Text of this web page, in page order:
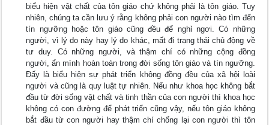
biểu hiện vật chất của tôn giáo chứ không phải là tôn giáo. Tuy
nhiên, chúng ta cần lưu ý rằng không phải con người nào tìm đến
tín ngưỡng hoặc tôn giáo cũng đều để nghỉ ngơi. Có những
người, vì lý do này hay lý do khác, mất đi trạng thái chủ động về
tư duy. Có những người, và thậm chí có những cộng đồng
người, ẩn mình hoàn toàn trong đời sống tôn giáo và tín ngưỡng.
Đấy là biểu hiện sự phát triển không đồng đều của xã hội loài
người và cũng là quy luật tự nhiên. Nếu như khoa học không bắt
đầu từ đời sống vật chất và tinh thần của con người thì khoa học
không có con đường để phát triển cũng vậy, nếu tôn giáo không
bắt đầu từ con người hay thậm chí chống lại con người thì tôn